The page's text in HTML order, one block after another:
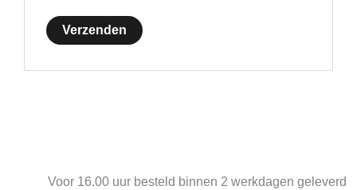
Voor 16.00 uur besteld binnen 2 werkdagen geleverd